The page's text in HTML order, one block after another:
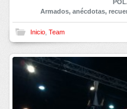
Armados, anécdotas,
Inicio, Team